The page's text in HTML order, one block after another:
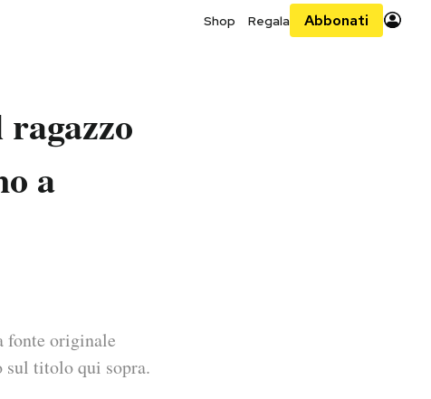
Shop Regala Abbonati
a
fonte originale
sul titolo qui sopra.